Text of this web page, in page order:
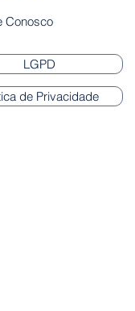
Conosco
LGPD
de Privacidade